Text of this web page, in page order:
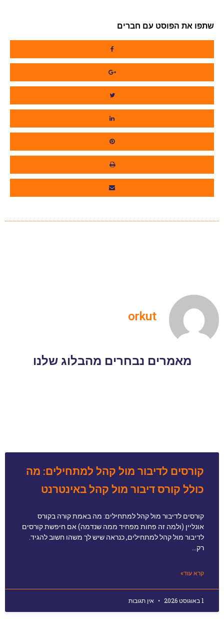
שתפו את הפוסט עם חברים
orkut
מאמרים נבחרים מהבלוג שלנו
קורסים לדיבור מול קהל למתחילים: מה
כולל קורס דיבור מול קהל באינטרנט
קורסים לדיבור מול קהל למתחילים: מה באמת קורה בקורס
אונליין (ולמה זה פחות מפחיד ממה שנדמה) אם חיפשת קורסים
לדיבור מול קהל למתחילים, כנראה שיש לך משהו חשוב להגיד.
רק…
קרא עוד»
1 באוגוסט 2026 אין תגובות